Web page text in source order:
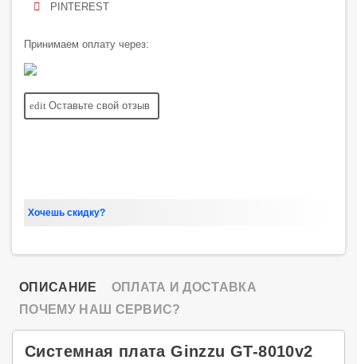
PINTEREST
Принимаем оплату через:
edit Оставьте свой отзыв
Хочешь скидку?
ОПИСАНИЕ
ОПЛАТА И ДОСТАВКА
ПОЧЕМУ НАШ СЕРВИС?
Системная плата Ginzzu GT-8010v2